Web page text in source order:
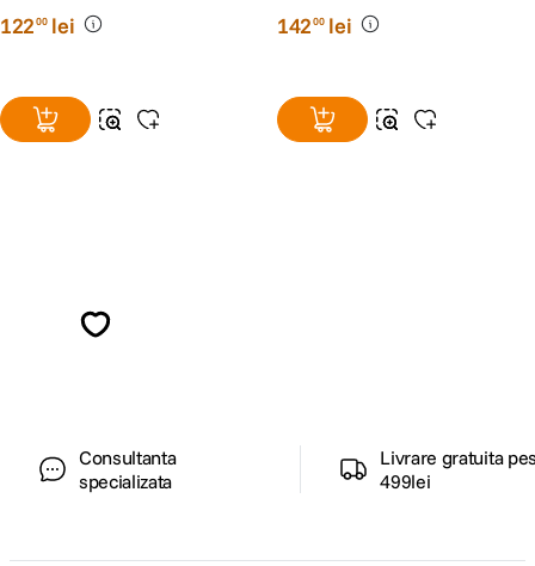
12200 lei 14200 lei
Consultanta
specializata
Livrare gratuita
499lei